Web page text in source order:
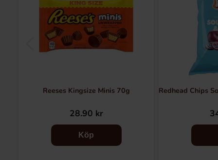
Reeses Kingsize Minis 70g
28.90 kr
Köp
Redhead Chips